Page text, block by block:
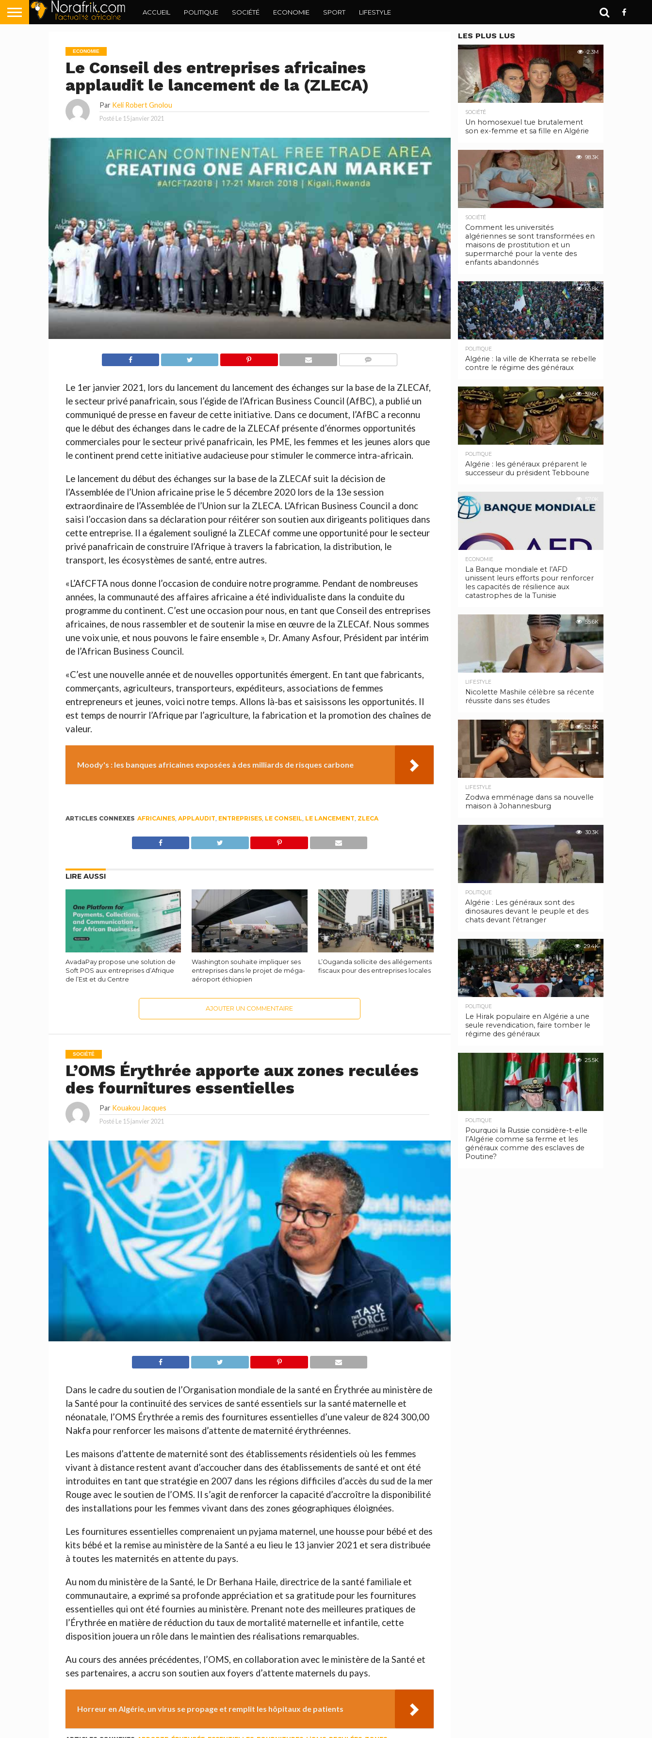
ACCUEIL POLITIQUE SOCIÉTÉ ECONOMIE SPORT LIFESTYLE
ECONOMIE
Le Conseil des entreprises africaines
applaudit le lancement de la (ZLECA)
Par Keli Robert Gnolou
Posté Le 15 janvier 2021
Le 1er janvier 2021, lors du lancement du lancement des échanges sur la base de la ZLECAf,
le secteur privé panafricain, sous l’égide de l’African Business Council (AfBC), a publié un
communiqué de presse en faveur de cette initiative. Dans ce document, l’AfBC a reconnu
que le début des échanges dans le cadre de la ZLECAf présente d’énormes opportunités
commerciales pour le secteur privé panafricain, les PME, les femmes et les jeunes alors que
le continent prend cette initiative audacieuse pour stimuler le commerce intra-africain.
Le lancement du début des échanges sur la base de la ZLECAf suit la décision de
l’Assemblée de l’Union africaine prise le 5 décembre 2020 lors de la 13e session
extraordinaire de l’Assemblée de l’Union sur la ZLECA. L’African Business Council a donc
saisi l’occasion dans sa déclaration pour réitérer son soutien aux dirigeants politiques dans
cette entreprise. Il a également souligné la ZLECAf comme une opportunité pour le secteur
privé panafricain de construire l’Afrique à travers la fabrication, la distribution, le
transport, les écosystèmes de santé, entre autres.
«L’AfCFTA nous donne l’occasion de conduire notre programme. Pendant de nombreuses
années, la communauté des affaires africaine a été individualiste dans la conduite du
programme du continent. C’est une occasion pour nous, en tant que Conseil des entreprises
africaines, de nous rassembler et de soutenir la mise en œuvre de la ZLECAf. Nous sommes
une voix unie, et nous pouvons le faire ensemble », Dr. Amany Asfour, Président par intérim
de l’African Business Council.
«C’est une nouvelle année et de nouvelles opportunités émergent. En tant que fabricants,
commerçants, agriculteurs, transporteurs, expéditeurs, associations de femmes
entrepreneurs et jeunes, voici notre temps. Allons là-bas et saisissons les opportunités. Il
est temps de nourrir l’Afrique par l’agriculture, la fabrication et la promotion des chaînes de
valeur.
Moody's : les banques africaines exposées à des milliards de risques carbone
ARTICLES CONNEXES AFRICAINES, APPLAUDIT ENTREPRISES, LE CONSEIL LE LANCEMENT ZLECA
LIRE AUSSI
AvadaPay propose une solution de
Soft POS aux entreprises d’Afrique
de l’Est et du Centre
Washington souhaite impliquer ses
entreprises dans le projet de méga-
aéroport éthiopien
L’Ouganda sollicite des allégements
fiscaux pour des entreprises locales
AJOUTER UN COMMENTAIRE
SOCIÉTÉ
L’OMS Érythrée apporte aux zones reculées
des fournitures essentielles
Par Kouakou Jacques
Posté Le 15 janvier 2021
Dans le cadre du soutien de l’Organisation mondiale de la santé en Érythrée au ministère de
la Santé pour la continuité des services de santé essentiels sur la santé maternelle et
néonatale, l’OMS Érythrée a remis des fournitures essentielles d’une valeur de 824 300,00
Nakfa pour renforcer les maisons d’attente de maternité érythréennes.
Les maisons d’attente de maternité sont des établissements résidentiels où les femmes
vivant à distance restent avant d’accoucher dans des établissements de santé et ont été
introduites en tant que stratégie en 2007 dans les régions difficiles d’accès du sud de la mer
Rouge avec le soutien de l’OMS. Il s’agit de renforcer la capacité d’accroître la disponibilité
des installations pour les femmes vivant dans des zones géographiques éloignées.
Les fournitures essentielles comprenaient un pyjama maternel, une housse pour bébé et des
kits bébé et la remise au ministère de la Santé a eu lieu le 13 janvier 2021 et sera distribuée
à toutes les maternités en attente du pays.
Au nom du ministère de la Santé, le Dr Berhana Haile, directrice de la santé familiale et
communautaire, a exprimé sa profonde appréciation et sa gratitude pour les fournitures
essentielles qui ont été fournies au ministère. Prenant note des meilleures pratiques de
l’Érythrée en matière de réduction du taux de mortalité maternelle et infantile, cette
disposition jouera un rôle dans le maintien des réalisations remarquables.
Au cours des années précédentes, l’OMS, en collaboration avec le ministère de la Santé et
ses partenaires, a accru son soutien aux foyers d’attente maternels du pays.
Horreur en Algérie, un virus se propage et remplit les hôpitaux de patients
LES PLUS LUS
2.3M
SOCIÉTÉ
Un homosexuel tue brutalement
son ex-femme et sa fille en Algérie
98.3K
SOCIÉTÉ
Comment les universités
algériennes se sont transformées en
maisons de prostitution et un
supermarché pour la vente des
enfants abandonnés
65.8K
POLITIQUE
Algérie : la ville de Kherrata se rebelle
contre le régime des généraux
59.6K
POLITIQUE
Algérie : les généraux préparent le
successeur du président Tebboune
57.0K
ECONOMIE
La Banque mondiale et l’AFD
unissent leurs efforts pour renforcer
les capacités de résilience aux
catastrophes de la Tunisie
55.6K
LIFESTYLE
Nicolette Mashile célèbre sa récente
réussite dans ses études
52.5K
LIFESTYLE
Zodwa emménage dans sa nouvelle
maison à Johannesburg
30.3K
POLITIQUE
Algérie : Les généraux sont des
dinosaures devant le peuple et des
chats devant l’étranger
29.4K
POLITIQUE
Le Hirak populaire en Algérie a une
seule revendication, faire tomber le
régime des généraux
25.5K
POLITIQUE
Pourquoi la Russie considère-t-elle
l’Algérie comme sa ferme et les
généraux comme des esclaves de
Poutine?